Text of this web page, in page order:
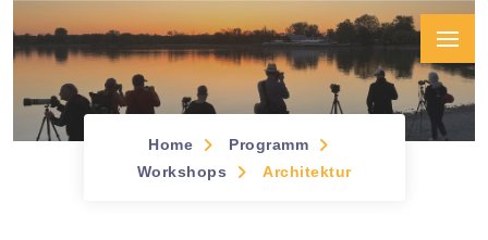
Workshops &
Home
Programm
Workshops
Architektur